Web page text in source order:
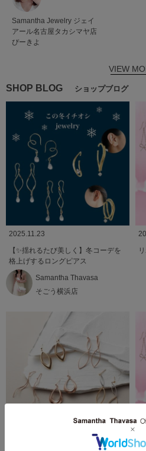
Samantha Jewelry ジェイ
アール名古屋タカシマヤ店
ぴーきよ
VIEW
SHOP BLOG ショップブログ
2025.11.23
【✨揺れるたび美しく】冬コーデを
格上げするロングピアス
Samantha Thavasa
そごう横浜店